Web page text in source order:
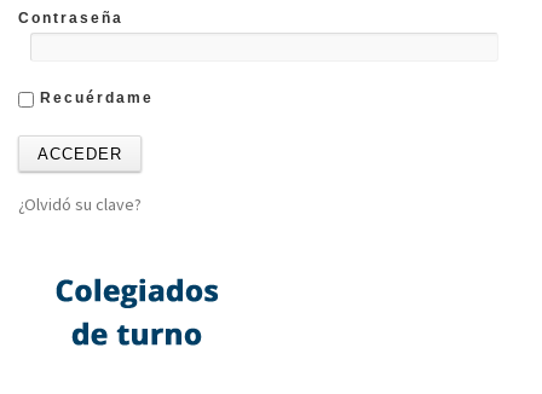
Contraseña
Recuérdame
¿Olvidó su clave?